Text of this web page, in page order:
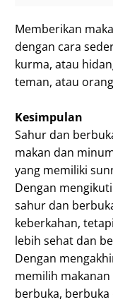
Memberikan
dengan cara
kurma, atau
teman, atau
Kesimpulan
Sahur dan
makan dan
yang memiliki
Dengan
sahur dan
keberkahan,
lebih sehat dan
Dengan
memilih
berbuka,